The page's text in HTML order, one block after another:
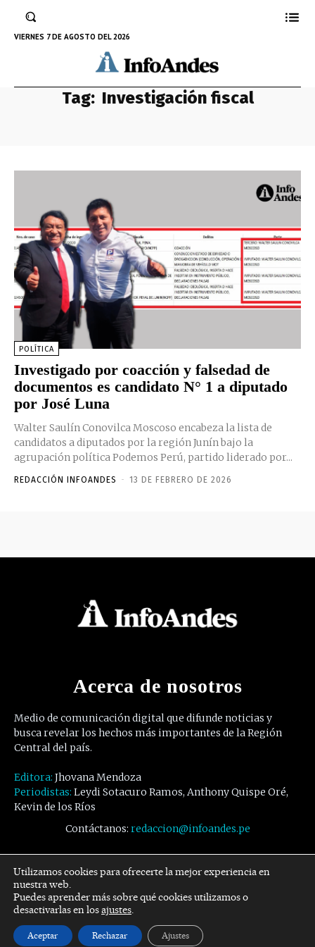
VIERNES 7 DE AGOSTO DEL 2026
Tag: Investigación fiscal
POLÍTICA
Investigado por coacción y falsedad de
documentos es candidato N° 1 a diputado
por José Luna
Walter Saulín Conovilca Moscoso encabeza la lista de
candidatos a diputados por la región Junín bajo la
agrupación política Podemos Perú, partido liderado por...
REDACCIÓN INFOANDES - 13 DE FEBRERO DE 2026
Acerca de nosotros
Medio de comunicación digital que difunde noticias y
busca revelar los hechos más importantes de la Región
Central del país.
Editora: Jhovana Mendoza
Periodistas: Leydi Sotacuro Ramos, Anthony Quispe Oré,
Kevin de los Ríos
Contáctanos: redaccion@infoandes.pe
Síguenos
Facebook Twitter Youtube
Utilizamos cookies para ofrecerte la mejor experiencia en
nuestra web.
Puedes aprender más sobre qué cookies utilizamos o
desactivarlas en losajustes.
Aceptar Rechazar Ajustes